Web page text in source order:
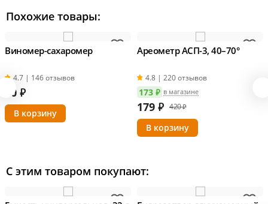
Похожие товары:
Виномер-сахаромер
4.7 | 146 отзывов
80 ₽
Ареометр АСП-3, 40–70°
4.8 | 220 отзывов
173 ₽ в магазине
179 ₽ 420 ₽
С этим товаром покупают: